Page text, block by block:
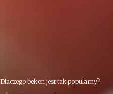
Dlaczego bekon jest tak popularny?